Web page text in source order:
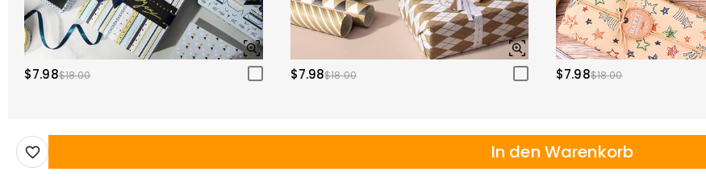
$7.98$18.00 $7.98$18.00 $7.98$18.00
In den Warenkorb